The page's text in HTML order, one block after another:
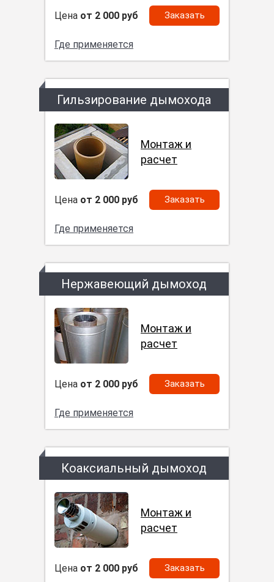
Цена от 2 000 руб Заказать
Где применяется
Гильзирование дымохода
Монтаж и
расчет
Цена от 2 000 руб Заказать
Где применяется
Нержавеющий дымоход
Монтаж и
расчет
Цена от 2 000 руб Заказать
Где применяется
Коаксиальный дымоход
Монтаж и
расчет
Цена от 2 000 руб Заказать